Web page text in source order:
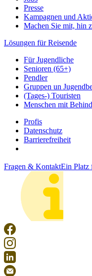
Presse
Kampagnen und
Machen Sie mit, hin
Lösungen für Reisende
Für Jugendliche
Senioren (65+)
Pendler
Gruppen un
(Tages-) Touristen
Menschen mit
Profis
Datenschutz
Barrierefreiheit
Fragen & KontaktEin Platz